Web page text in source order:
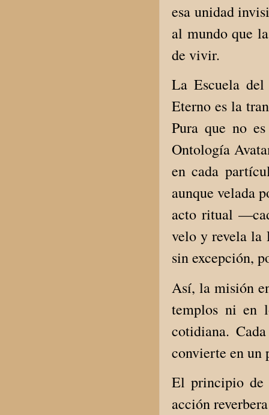
esa unidad
al mundo que
de vivir.
La Escuela
Eterno es la
Pura que no
Ontología
en cada
aunque velada
acto ritual
velo y revela la
sin excepción,
Así, la misión
templos ni en
cotidiana.
convierte en un
El principio de
acción